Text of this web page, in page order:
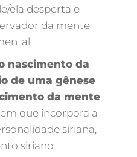
ela desperta e
da mente
nascimento da
de uma gênese
da mente,
que incorpora a
siriana,
siriano.